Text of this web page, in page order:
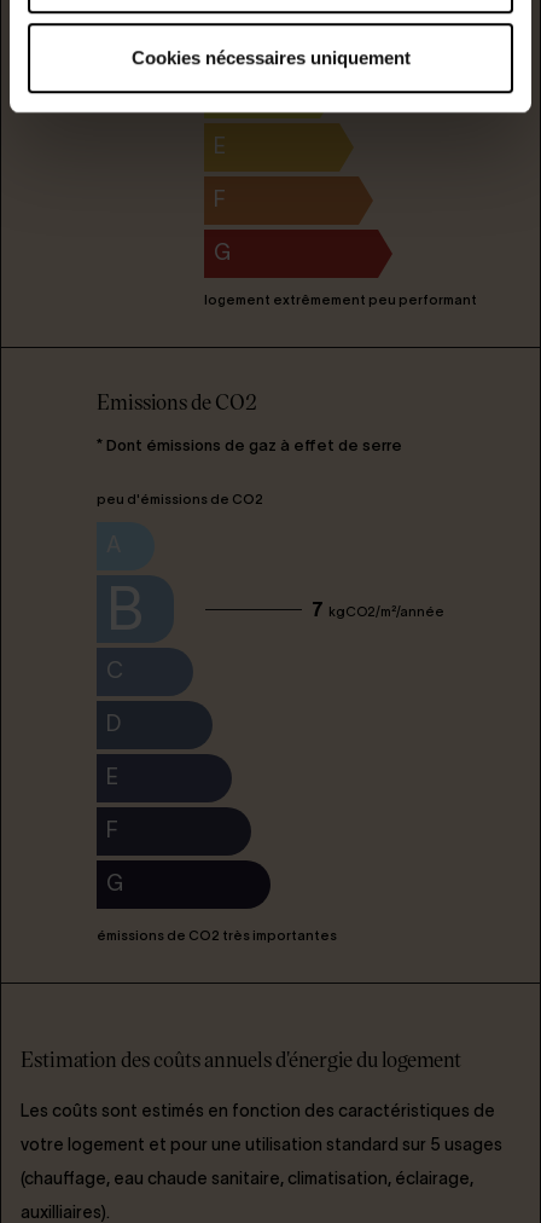
Cookies nécessaires uniquement
178 7 C
D
E
F
G
logement extrêmement peu performant
Emissions de CO2
* Dont émissions de gaz à effet de serre
peu d'émissions de CO2
B 7 kgCO2/m²/année
C
D
E
F
G
émissions de CO2 très importantes
Estimation des coûts annuels d'énergie du logement
Les coûts sont estimés en fonction des caractéristiques de
votre logement et pour une utilisation standard sur 5 usages
(chauffage, eau chaude sanitaire, climatisation, éclairage,
auxilliaires).